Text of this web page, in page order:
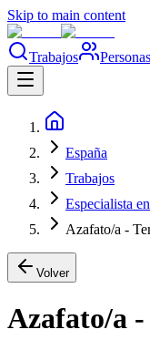
Skip to main content
Trabajos Personas
España
Trabajos
Especialista
Azafato/a -
Volver
Azafato/a